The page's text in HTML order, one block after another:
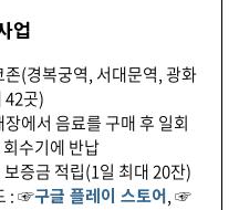
업
(경복궁역, 서대문역, 광화
42곳)
에서 음료를 구매 후 일회
수기에 반납
증금 적립(1일 최대 20잔)
: ☞구글 플레이 스토어, ☞